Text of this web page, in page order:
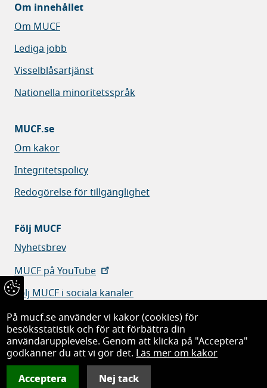
Om innehållet
Om MUCF
Lediga jobb
Visselblåsartjänst
Nationella minoritetsspråk
MUCF.se
Om kakor
Integritetspolicy
Redogörelse för tillgänglighet
Följ MUCF
Nyhetsbrev
MUCF på YouTube
Följ MUCF i sociala kanaler
Myndigheten för ungdoms- och civilsamhällesfrågor
På mucf.se använder vi kakor (cookies) för
besöksstatistik och för att förbättra din
användarupplevelse. Genom att klicka på "Acceptera"
godkänner du att vi gör det.Läs mer om kakor
Acceptera Nej tack